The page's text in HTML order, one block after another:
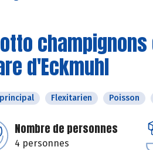
d'Eckmuhl
Flexitarien Poisson
Nombre de personnes
4 personnes